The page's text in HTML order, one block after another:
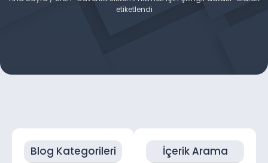
etiketlendi
Blog Kategorileri İçerik Arama